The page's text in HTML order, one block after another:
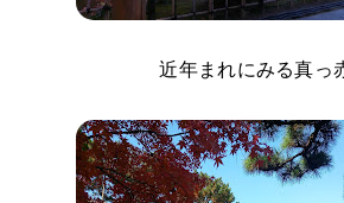
近年まれにみる真っ